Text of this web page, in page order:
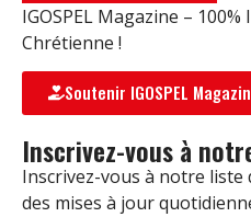
IGOSPEL Magazine –
Chrétienne !
Soutenir IGOSPEL
Inscrivez-vous à
Inscrivez-vous à notre
des mises à jour